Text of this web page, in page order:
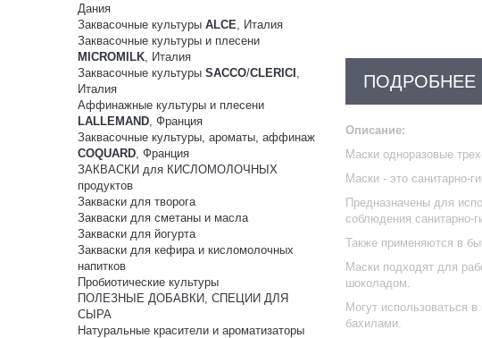
Дания
Заквасочные культуры ALCE , Италия
Заквасочные культуры и плесени
MICROMILK , Италия
Заквасочные культуры SACCO/CLERICI
Италия
Аффинажные культуры и плесени
LALLEMAND , Франция
Заквасочные культуры, ароматы, аффинаж
COQUARD , Франция
ЗАКВАСКИ для КИСЛОМОЛОЧНЫХ
продуктов
Закваски для творога
Закваски для сметаны и масла
Закваски для йогурта
Закваски для кефира и кисломолочных
напитков
Пробиотические культуры
ПОЛЕЗНЫЕ ДОБАВКИ, СПЕЦИИ ДЛЯ
СЫРА
Натуральные красители и ароматизаторы
ПОДРОБНЕЕ
Описание:
Маски одноразовые
Маски - это санитарно-
Предназначены для
соблюдения санитарно-
Также применяются в
Маски подходят для
шоколадом.
Могут использоваться
бахилами.